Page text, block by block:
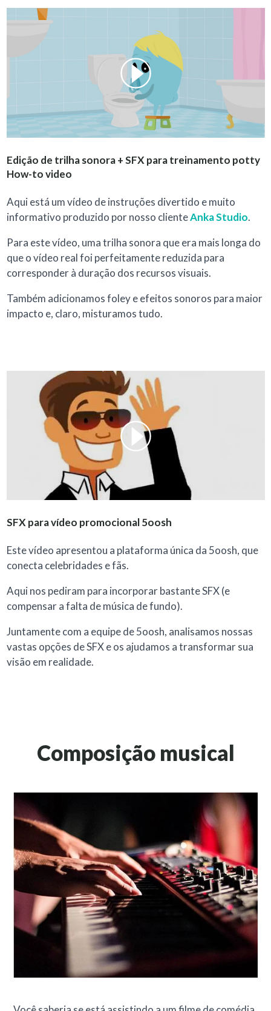
Edição de trilha sonora + SFX para treinamento potty
How-to video
Aqui está um vídeo de instruções divertido e muito
informativo produzido por nosso clienteAnka Studio.
Para este vídeo, uma trilha sonora que era mais longa do
que o vídeo real foi perfeitamente reduzida para
corresponder à duração dos recursos visuais.
Também adicionamos foley e efeitos sonoros para maior
impacto e, claro, misturamos tudo.
SFX para vídeo promocional 5oosh
Este vídeo apresentou a plataforma única da 5oosh, que
conecta celebridades e fãs.
Aqui nos pediram para incorporar bastante SFX (e
compensar a falta de música de fundo).
Juntamente com a equipe de 5oosh, analisamos nossas
vastas opções de SFX e os ajudamos a transformar sua
visão em realidade.
Composição musical